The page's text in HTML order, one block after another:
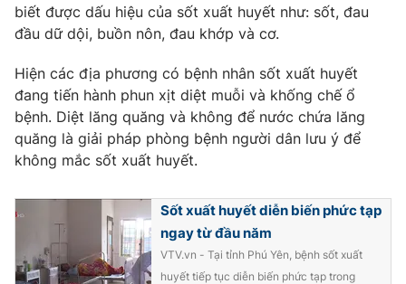
Thị trường
Lịch phát sóng
Chuyên mục khác
Emagazine Podcast
Photo Infographic
Video Shorts video
VTV Money VTV Thể thao
biết được dấu hiệu của sốt xuất huyết như: sốt, đau
đầu dữ dội, buồn nôn, đau khớp và cơ.
Hiện các địa phương có bệnh nhân sốt xuất huyết
đang tiến hành phun xịt diệt muỗi và khống chế ổ
bệnh. Diệt lăng quăng và không để nước chứa lăng
quăng là giải pháp phòng bệnh người dân lưu ý để
không mắc sốt xuất huyết.
Sốt xuất huyết diễn biến phức tạp
ngay từ đầu năm
VTV.vn - Tại tỉnh Phú Yên, bệnh sốt xuất
huyết tiếp tục diễn biến phức tạp trong